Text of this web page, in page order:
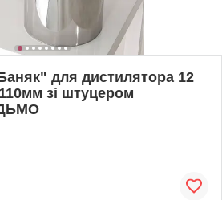
для дистилятора 12
зі штуцером